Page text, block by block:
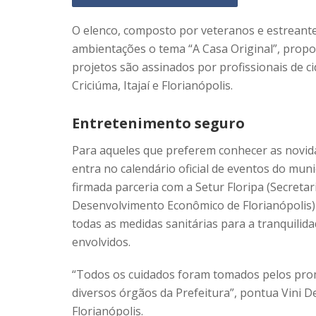
O elenco, composto por veteranos e
ambientações o tema “A Casa Original”,
projetos são assinados por profissionais de
Criciúma, Itajaí e Florianópolis.
Entretenimento seguro
Para aqueles que preferem conhecer as
entra no calendário oficial de eventos do
firmada parceria com a Setur Floripa
Desenvolvimento Econômico de
todas as medidas sanitárias para a
envolvidos.
“Todos os cuidados foram tomados pelos
diversos órgãos da Prefeitura”, pontua Vini
Florianópolis.